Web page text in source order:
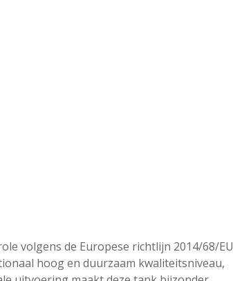
volgens de Europese richtlijn 2014/68/EU
hoog en duurzaam kwaliteitsniveau,